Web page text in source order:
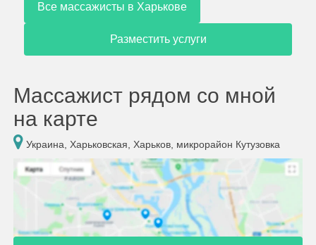
Все массажисты в Харькове
Разместить услуги
Массажист рядом со мной
на карте
Украина, Харьковская, Харьков, микрорайон Кутузовка